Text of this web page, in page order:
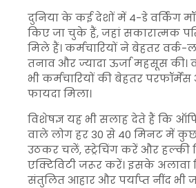
दुनिया के कई देशों में 4-डे वर्किंग
किए जा चुके हैं, जहां सकारात्मक
मिले हैं। कर्मचारियों ने बेहतर
तनाव और ज्यादा ऊर्जा महसूस की।
भी कर्मचारियों की बेहतर
फायदा मिला।
विशेषज्ञ यह भी सलाह देते हैं कि
वाले लोग हर 30 से 40 मिनट में
उठकर चलें, स्ट्रेचिंग करें और
एक्टिविटी जरूर करें। इसके अलावा
संतुलित आहार और पर्याप्त नींद भी